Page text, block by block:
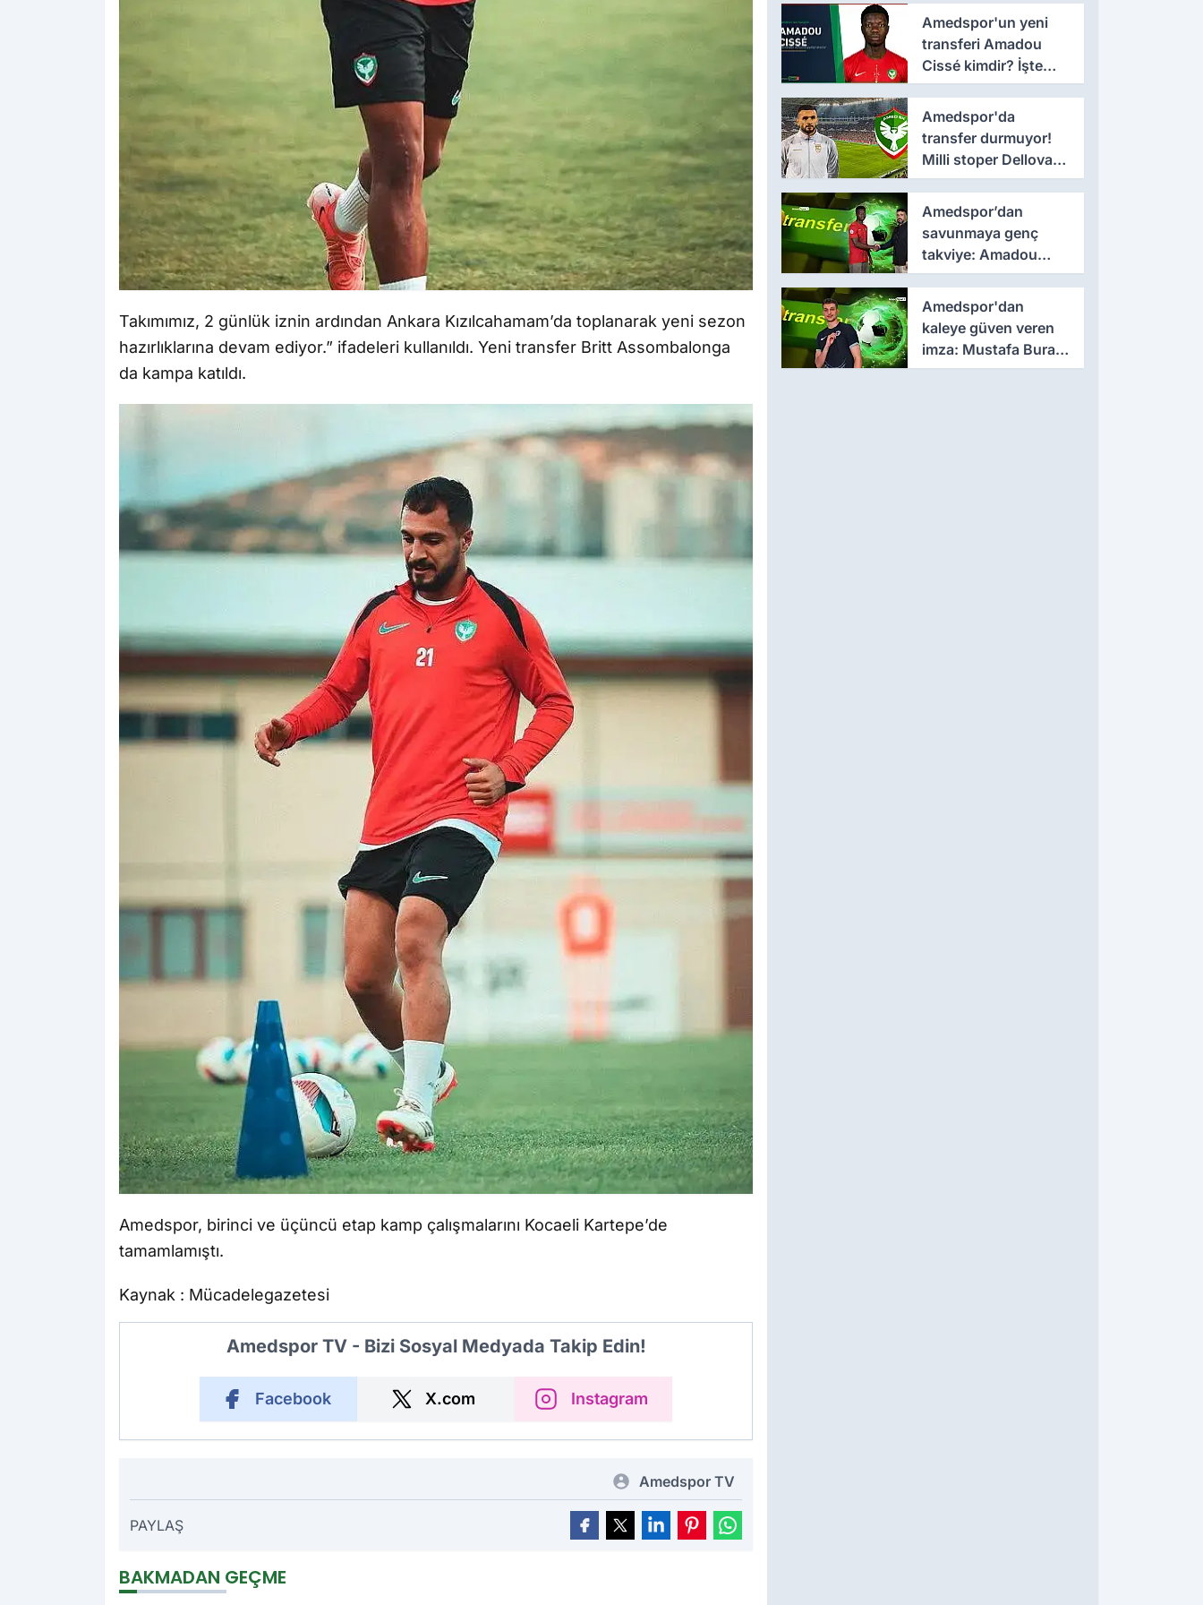
Takımımız, 2 günlük iznin ardından Ankara Kızılcahamam’da toplanarak yeni sezon
hazırlıklarına devam ediyor.” ifadeleri kullanıldı. Yeni transfer Britt Assombalonga
da kampa katıldı.
Amedspor, birinci ve üçüncü etap kamp çalışmalarını Kocaeli Kartepe’de
tamamlamıştı.
Kaynak : Mücadelegazetesi
Amedspor TV - Bizi Sosyal Medyada Takip Edin!
Facebook X.com Instagram
Amedspor TV
PAYLAŞ
BAKMADAN GEÇME
3 yıllık imza
Amedspor'un yeni
transferi Amadou
Cissé kimdir? İşte
kariyeri ve forma
giydiği takımlar
Amedspor'da
transfer durmuyor!
Milli stoper Dellova
imza için Türkiye'ye
geldi
Amedspor’dan
savunmaya genç
takviye: Amadou
Cissé ile 3 yıllık
sözleşme
Amedspor'dan
kaleye güven veren
imza: Mustafa Burak
Bozan resmen